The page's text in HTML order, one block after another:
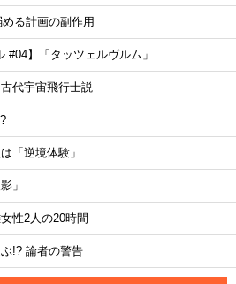
る計画の副作用
#04】「タッツェルヴルム」
代宇宙飛行士説
「逆境体験」
」
性2人の20時間
!? 論者の警告